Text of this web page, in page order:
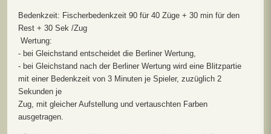
Bedenkzeit: Fischerbedenkzeit 90 für 40 Züge + 30 min für den
Rest + 30 Sek /Zug
Wertung:
- bei Gleichstand entscheidet die Berliner Wertung,
- bei Gleichstand nach der Berliner Wertung wird eine Blitzpartie
mit einer Bedenkzeit von 3 Minuten je Spieler, zuzüglich 2
Sekunden je
Zug, mit gleicher Aufstellung und vertauschten Farben
ausgetragen.